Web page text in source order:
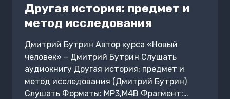
Другая история: предмет и
метод исследования
Дмитрий Бутрин Автор курса «Новый
человек» – Дмитрий Бутрин Слушать
аудиокнигу Другая история: предмет и
метод исследования (Дмитрий Бутрин)
Слушать Форматы: MP3,M4B Фрагмент:…